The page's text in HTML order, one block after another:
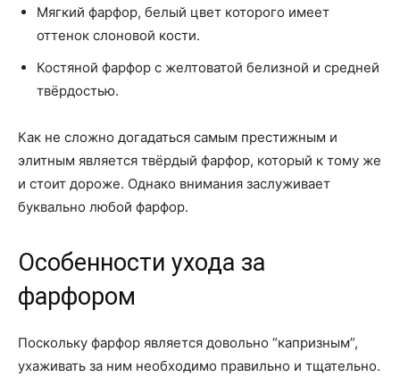
Мягкий фарфор, белый цвет которого имеет
оттенок слоновой кости.
Костяной фарфор с желтоватой белизной и средней
твёрдостью.
Как не сложно догадаться самым престижным и
элитным является твёрдый фарфор, который к тому же
и стоит дороже. Однако внимания заслуживает
буквально любой фарфор.
Особенности ухода за
фарфором
Поскольку фарфор является довольно “капризным”,
ухаживать за ним необходимо правильно и тщательно.